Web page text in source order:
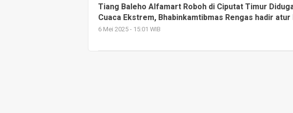
Tiang Baleho Alfamart Roboh di Ciputat Timur
Cuaca Ekstrem, Bhabinkamtibmas Rengas hadir atur
6 Mei 2025 - 15:01 WIB